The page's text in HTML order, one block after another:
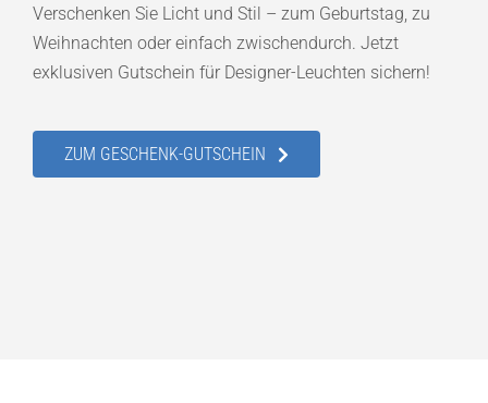
Verschenken Sie Licht und Stil – zum Geburtstag, zu
Weihnachten oder einfach zwischendurch. Jetzt
exklusiven Gutschein für Designer-Leuchten sichern!
ZUM GESCHENK-GUTSCHEIN